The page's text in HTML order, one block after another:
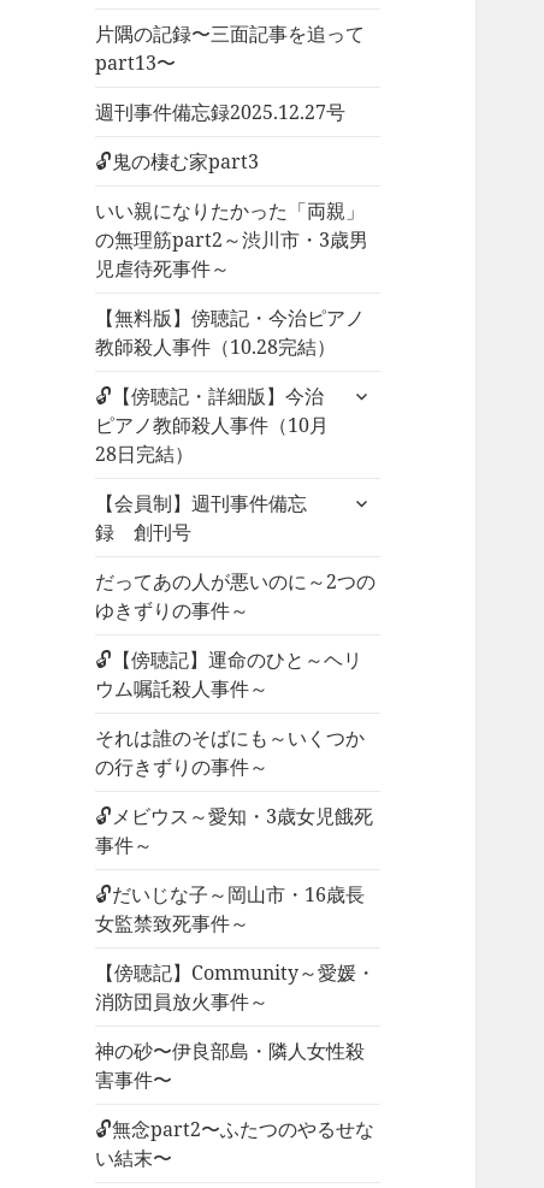
片隅の記録〜三面記事を追って
part13〜
週刊事件備忘録2025.12.27号
🔓鬼の棲む家part3
いい親になりたかった「両親」
の無理筋part2～渋川市・3歳男
児虐待死事件～
【無料版】傍聴記・今治ピアノ
教師殺人事件（10.28完結）
🔓【傍聴記・詳細版】今治
ピアノ教師殺人事件（10月
28日完結）
サ
ュ
展
【会員制】週刊事件備忘
録 創刊号
サ
ニ
を
だってあの人が悪いのに～2つの
ゆきずりの事件～
🔓【傍聴記】運命のひと～ヘリ
ウム嘱託殺人事件～
それは誰のそばにも～いくつか
の行きずりの事件～
🔓メビウス～愛知・3歳女児餓死
事件～
🔓だいじな子～岡山市・16歳長
女監禁致死事件～
【傍聴記】Community～愛媛・
消防団員放火事件～
神の砂〜伊良部島・隣人女性殺
害事件〜
🔓無念part2〜ふたつのやるせな
い結末〜